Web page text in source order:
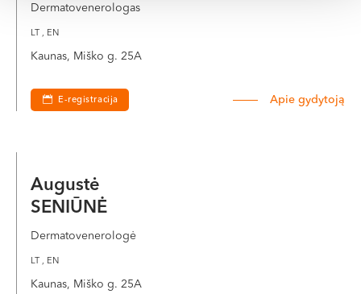
Dermatovenerologas
LT , EN
Kaunas, Miško g. 25A
E-registracija Apie gydytoją
Augustė
SENIŪNĖ
Dermatovenerologė
LT , EN
Kaunas, Miško g. 25A